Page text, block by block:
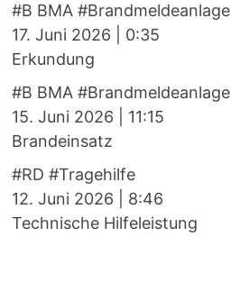
#B BMA #Brandmeldeanlage
17. Juni 2026
0:35
Erkundung
#B BMA #Brandmeldeanlage
15. Juni 2026
11:15
Brandeinsatz
#RD #Tragehilfe
12. Juni 2026
8:46
Technische Hilfeleistung